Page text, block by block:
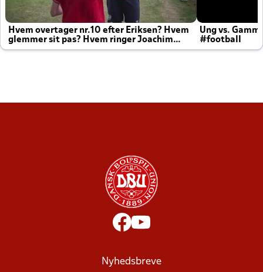
Hvem overtager nr.10 efter Eriksen? Hvem
glemmer sit pas? Hvem ringer Joachim
altid til efter kampe?
Ung vs.
#football
Nyhedsbreve